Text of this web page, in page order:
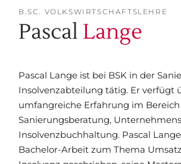
B.SC. VOLKSWIRTSCHAFTSLEHRE
Pascal Lange
Pascal Lange ist bei BSK in der
Insolvenzabteilung tätig. Er verfügt
umfangreiche Erfahrung im
Sanierungsberatung,
Insolvenzbuchhaltung. Pascal
Bachelor-Arbeit zum Thema